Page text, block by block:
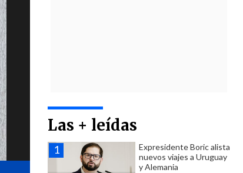
Las + leídas
Expresidente Boric alista
nuevos viajes a Uruguay
y Alemania